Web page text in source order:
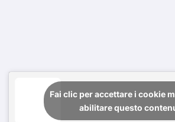
Fai clic per accettare i cookie
abilitare questo